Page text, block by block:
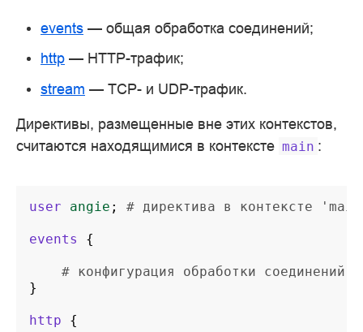
events — общая обработка соединений;
http — HTTP-трафик;
stream — TCP- и UDP-трафик.
Директивы, размещенные вне этих контекстов,
считаются находящимися в контексте main :
user angie ; # директива в контексте
events {
# конфигурация обработки соединений
}
http {